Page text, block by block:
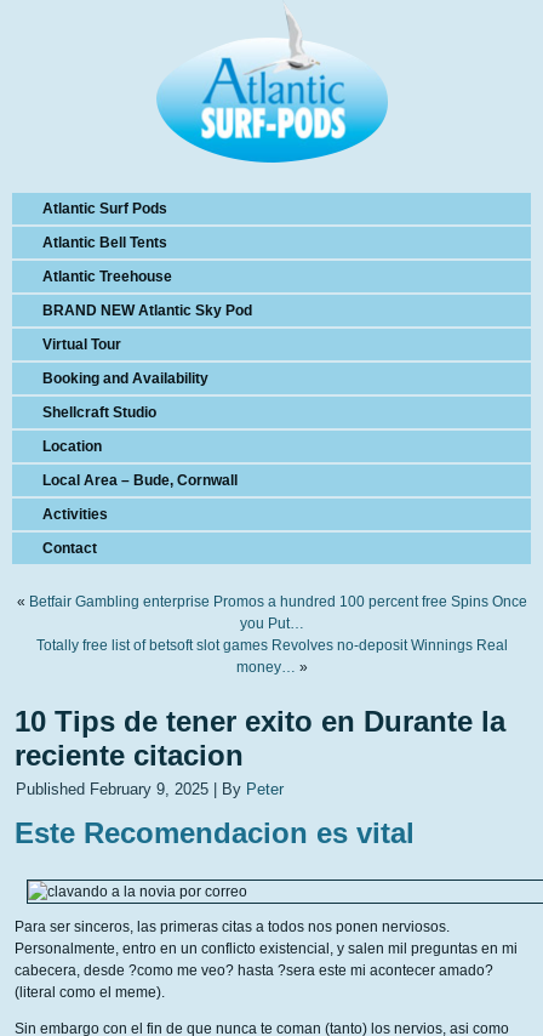
Atlantic Surf Pods
Atlantic Bell Tents
Atlantic Treehouse
BRAND NEW Atlantic Sky Pod
Virtual Tour
Booking and Availability
Shellcraft Studio
Location
Local Area – Bude, Cornwall
Activities
Contact
« Betfair Gambling enterprise Promos a hundred 100 percent free Spins Once
you Put…
Totally free list of betsoft slot games Revolves no-deposit Winnings Real
money… »
10 Tips de tener exito en Durante la
reciente citacion
Published February 9, 2025 By Peter
Este Recomendacion es vital
Para ser sinceros, las primeras citas a todos nos ponen nerviosos.
Personalmente, entro en un conflicto existencial, y salen mil preguntas en mi
cabecera, desde ?como me veo? hasta ?sera este mi acontecer amado?
(literal como el meme).
Sin embargo con el fin de que nunca te coman (tanto) los nervios, asi como